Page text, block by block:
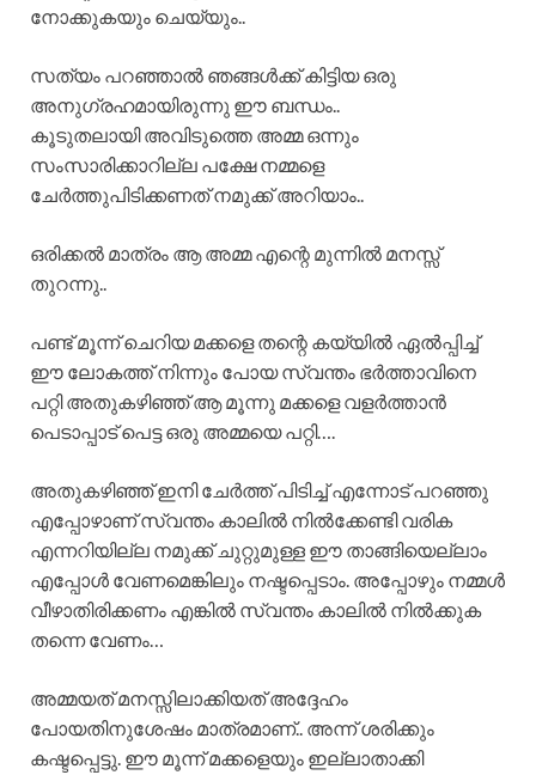
നോക്കുകയും ചെയ്യും..
സത്യം പറഞ്ഞാൽ ഞങ്ങൾക്ക് കിട്ടിയ ഒരു
അനുഗ്രഹമായിരുന്നു ഈ ബന്ധം..
കൂടുതലായി അവിടുത്തെ അമ്മ ഒന്നും
സംസാരിക്കാറില്ല പക്ഷേ നമ്മളെ
ചേർത്തുപിടിക്കണത് നമുക്ക് അറിയാം..
ഒരിക്കൽ മാത്രം ആ അമ്മ എന്റെ മുന്നിൽ മനസ്സ്
തുറന്നു..
പണ്ട് മൂന്ന് ചെറിയ മക്കളെ തന്റെ കയ്യിൽ ഏൽപ്പിച്ച്
ഈ ലോകത്ത് നിന്നും പോയ സ്വന്തം ഭർത്താവിനെ
പറ്റി അതുകഴിഞ്ഞ് ആ മൂന്നു മക്കളെ വളർത്താൻ
പെടാപ്പാട് പെട്ട ഒരു അമ്മയെ പറ്റി….
അതുകഴിഞ്ഞ് ഇനി ചേർത്ത് പിടിച്ച് എന്നോട് പറഞ്ഞു
എപ്പോഴാണ് സ്വന്തം കാലിൽ നിൽക്കേണ്ടി വരിക
എന്നറിയില്ല നമുക്ക് ചുറ്റുമുള്ള ഈ താങ്ങിയെല്ലാം
എപ്പോൾ വേണമെങ്കിലും നഷ്ടപ്പെടാം. അപ്പോഴും നമ്മൾ
വീഴാതിരിക്കണം എങ്കിൽ സ്വന്തം കാലിൽ നിൽക്കുക
തന്നെ വേണം…
അമ്മയത് മനസ്സിലാക്കിയത് അദ്ദേഹം
പോയതിനുശേഷം മാത്രമാണ്.. അന്ന് ശരിക്കും
കഷ്ടപ്പെട്ടു. ഈ മൂന്ന് മക്കളെയും ഇല്ലാതാക്കി